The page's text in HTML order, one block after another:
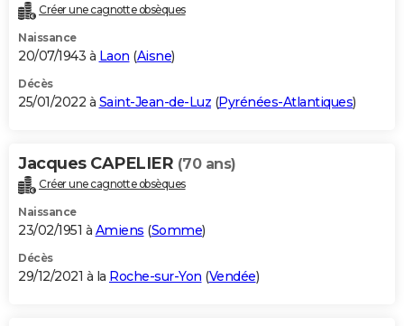
Créer une cagnotte obsèques
Naissance
20/07/1943 à Laon (Aisne)
Décès
25/01/2022 à Saint-Jean-de-Luz (Pyrénées-Atlantiques)
Jacques CAPELIER (70 ans)
Créer une cagnotte obsèques
Naissance
23/02/1951 à Amiens (Somme)
Décès
29/12/2021 à la Roche-sur-Yon (Vendée)